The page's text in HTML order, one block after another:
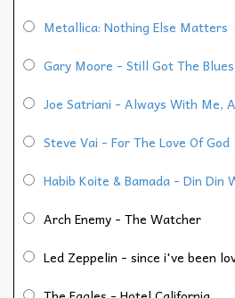
Metallica: Nothing Else Matters
Gary Moore - Still Got The Blues
Joe Satriani - Always With Me,
Steve Vai - For The Love Of God
Habib Koite & Bamada - Din Din
Arch Enemy - The Watcher
Led Zeppelin - since i've been